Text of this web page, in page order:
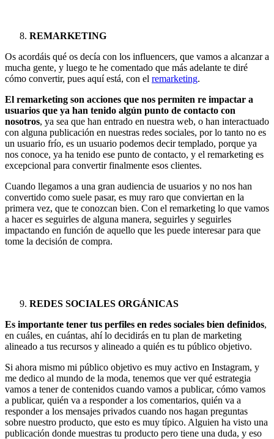
REMARKETING
Os acordáis qué os decía con los influencers, que vamos a alcanzar a
mucha gente, y luego te he comentado que más adelante te diré
cómo convertir, pues aquí está, con el remarketing.
El remarketing son acciones que nos permiten re impactar a
usuarios que ya han tenido algún punto de contacto con
nosotros, ya sea que han entrado en nuestra web, o han interactuado
con alguna publicación en nuestras redes sociales, por lo tanto no es
un usuario frío, es un usuario podemos decir templado, porque ya
nos conoce, ya ha tenido ese punto de contacto, y el remarketing es
excepcional para convertir finalmente esos clientes.
Cuando llegamos a una gran audiencia de usuarios y no nos han
convertido como suele pasar, es muy raro que conviertan en la
primera vez, que te conozcan bien. Con el remarketing lo que vamos
a hacer es seguirles de alguna manera, seguirles y seguirles
impactando en función de aquello que les puede interesar para que
tome la decisión de compra.
REDES SOCIALES ORGÁNICAS
Es importante tener tus perfiles en redes sociales bien definidos,
en cuáles, en cuántas, ahí lo decidirás en tu plan de marketing
alineado a tus recursos y alineado a quién es tu público objetivo.
Si ahora mismo mi público objetivo es muy activo en Instagram, y
me dedico al mundo de la moda, tenemos que ver qué estrategia
vamos a tener de contenidos cuando vamos a publicar, cómo vamos
a publicar, quién va a responder a los comentarios, quién va a
responder a los mensajes privados cuando nos hagan preguntas
sobre nuestro producto, que esto es muy típico. Alguien ha visto una
publicación donde muestras tu producto pero tiene una duda, y eso